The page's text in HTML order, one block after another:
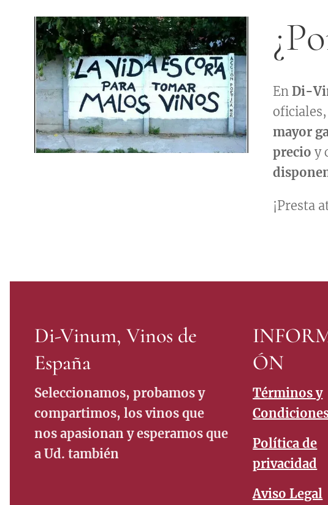
En Di-
mayor
precio y
¡Presta
Di-Vinum, Vinos de
España
Seleccionamos, probamos y
compartimos, los vinos que
nos apasionan y esperamos que
a Ud. también
ÓN
Términos y
Política de
privacidad
Aviso Legal